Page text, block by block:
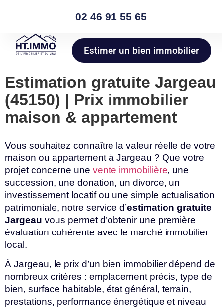
02 46 91 55 65
Estimer un bien immobilier
Estimation gratuite Jargeau
(45150) | Prix immobilier
maison & appartement
Vous souhaitez connaître la valeur réelle de votre
maison ou appartement à Jargeau ? Que votre
projet concerne une vente immobilière, une
succession, une donation, un divorce, un
investissement locatif ou une simple actualisation
patrimoniale, notre service d’estimation gratuite
Jargeau vous permet d’obtenir une première
évaluation cohérente avec le marché immobilier
local.
À Jargeau, le prix d’un bien immobilier dépend de
nombreux critères : emplacement précis, type de
bien, surface habitable, état général, terrain,
prestations, performance énergétique et niveau